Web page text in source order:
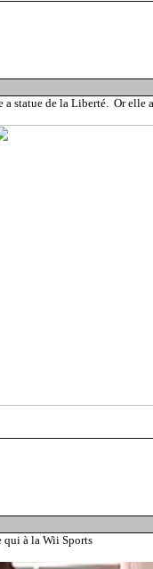
statue de la Liberté. Or elle
à la Wii Sports